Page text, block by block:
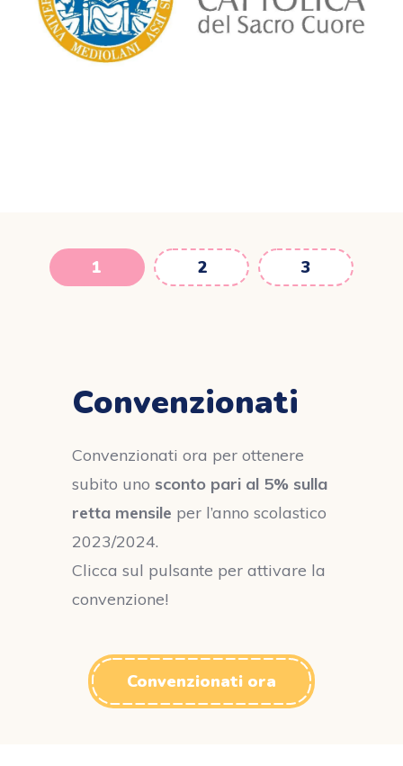
1 2 3
Convenzionati
Convenzionati ora per ottenere
subito uno sconto pari al 5% sulla
retta mensile per l’anno scolastico
2023/2024.
Clicca sul pulsante per attivare la
convenzione!
Convenzionati ora